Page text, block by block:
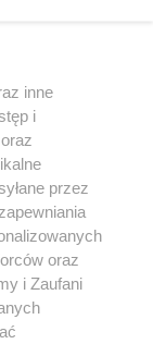
Dystrybucja
Prywatności
inne
i
przez
oraz
i Zaufani